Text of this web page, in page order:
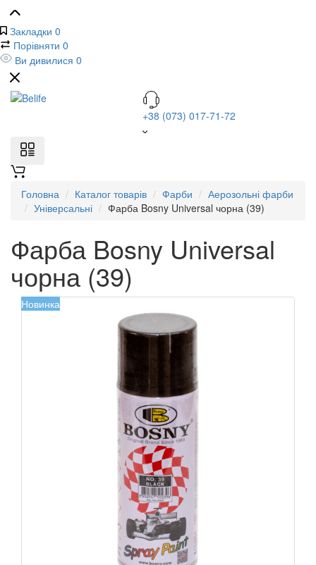
Закладки 0
Порівняти 0
Ви дивилися 0
+38 (073) 017-71-72
Головна Каталог товарів Фарби
Аерозольні фарби
Універсальні
Фарба Bosny Universal чорна (39)
Фарба Bosny Universal
чорна (39)
Новинка